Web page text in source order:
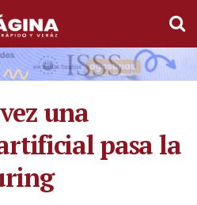
una
pasa la